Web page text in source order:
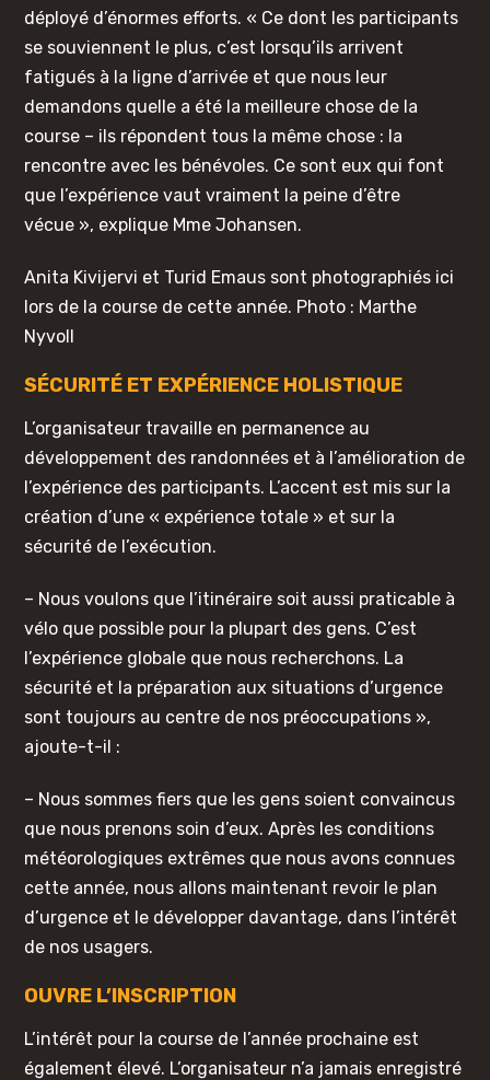
déployé d’énormes efforts. « Ce dont les participants
se souviennent le plus, c’est lorsqu’ils arrivent
fatigués à la ligne d’arrivée et que nous leur
demandons quelle a été la meilleure chose de la
course – ils répondent tous la même chose : la
rencontre avec les bénévoles. Ce sont eux qui font
que l’expérience vaut vraiment la peine d’être
vécue », explique Mme Johansen.
Anita Kivijervi et Turid Emaus sont photographiés ici
lors de la course de cette année. Photo : Marthe
Nyvoll
SÉCURITÉ ET EXPÉRIENCE HOLISTIQUE
L’organisateur travaille en permanence au
développement des randonnées et à l’amélioration de
l’expérience des participants. L’accent est mis sur la
création d’une « expérience totale » et sur la
sécurité de l’exécution.
– Nous voulons que l’itinéraire soit aussi praticable à
vélo que possible pour la plupart des gens. C’est
l’expérience globale que nous recherchons. La
sécurité et la préparation aux situations d’urgence
sont toujours au centre de nos préoccupations »,
ajoute-t-il :
– Nous sommes fiers que les gens soient convaincus
que nous prenons soin d’eux. Après les conditions
météorologiques extrêmes que nous avons connues
cette année, nous allons maintenant revoir le plan
d’urgence et le développer davantage, dans l’intérêt
de nos usagers.
OUVRE L’INSCRIPTION
L’intérêt pour la course de l’année prochaine est
également élevé. L’organisateur n’a jamais enregistré